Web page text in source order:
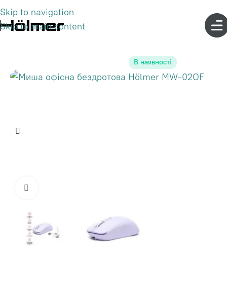
Skip to navigation
Skip to main content
В наявності